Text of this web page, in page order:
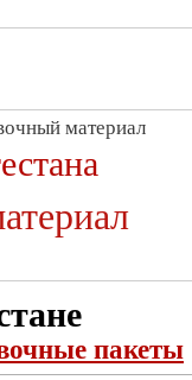
материал
пакеты